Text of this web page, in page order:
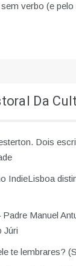
sem verbo (e
Da
Dois
IndieLisboa
Manuel
Júri
te lembrares?